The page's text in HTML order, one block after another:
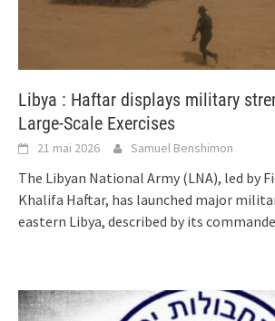
Libya : Haftar displays military
Large-Scale Exercises
21 mai 2026 Samuel Benshimon
The Libyan National Army (LNA), led by
Khalifa Haftar, has launched major
eastern Libya, described by its